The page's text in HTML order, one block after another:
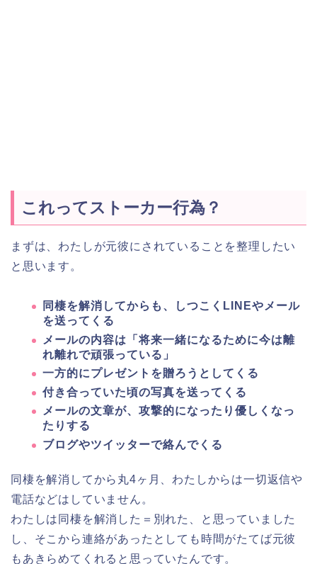
これってストーカー行為？
まずは、わたしが元彼にされていることを整理したい
と思います。
同棲を解消してからも、しつこくLINEやメール
を送ってくる
メールの内容は「将来一緒になるために今は離
れ離れで頑張っている」
一方的にプレゼントを贈ろうとしてくる
付き合っていた頃の写真を送ってくる
メールの文章が、攻撃的になったり優しくなっ
たりする
ブログやツイッターで絡んでくる
同棲を解消してから丸4ヶ月、わたしからは一切返信や
電話などはしていません。
わたしは同棲を解消した＝別れた、と思っていました
し、そこから連絡があったとしても時間がたてば元彼
もあきらめてくれると思っていたんです。